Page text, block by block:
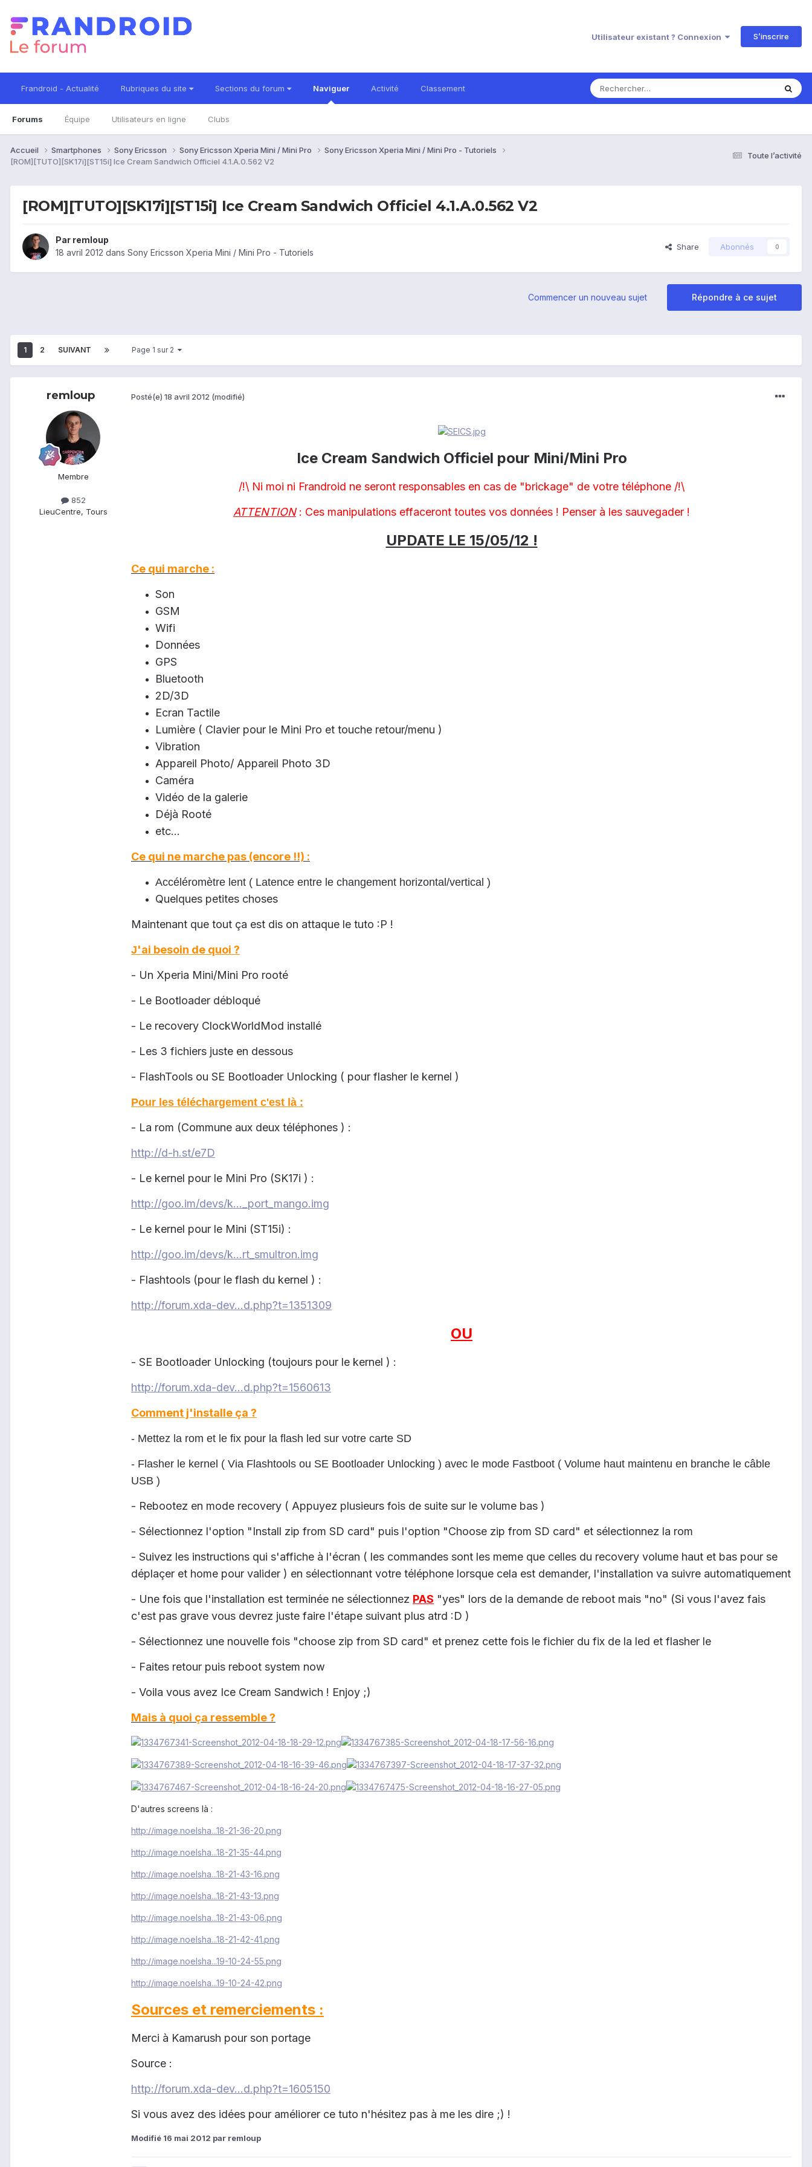
Utilisateur existant ? Connexion S’inscrire
Frandroid - Actualité Rubriques du site Sections du forum Naviguer
Forums Équipe Utilisateurs en ligne Clubs
Activité Classement
Toute l’activité
Accueil Smartphones Sony Ericsson Sony Ericsson Xperia Mini / Mini Pro
Sony Ericsson Xperia Mini / Mini Pro - Tutoriels
[ROM][TUTO][SK17i][ST15i] Ice Cream Sandwich Officiel 4.1.A.0.562 V2
[ROM][TUTO][SK17i][ST15i] Ice Cream Sandwich Officiel 4.1.A.0.562 V2
Par remloup
18 avril 2012 dans Sony Ericsson Xperia Mini / Mini Pro - Tutoriels
Share Abonnés 0
Répondre à ce sujet
Commencer un nouveau sujet
1 2 SUIVANT Page 1 sur 2
remloup
Membre
852
LieuCentre, Tours
Posté(e) 18 avril 2012 (modifié)
Ice Cream Sandwich Officiel pour Mini/Mini Pro
/!\ Ni moi ni Frandroid ne seront responsables en cas de "brickage" de votre téléphone /!\
ATTENTION: Ces manipulations effaceront toutes vos données ! Penser à les sauvegader !
UPDATE LE 15/05/12 !
Ce qui marche :
Son
GSM
Wifi
Données
GPS
Bluetooth
2D/3D
Ecran Tactile
Lumière ( Clavier pour le Mini Pro et touche retour/menu )
Vibration
Appareil Photo/ Appareil Photo 3D
Caméra
Vidéo de la galerie
Déjà Rooté
etc...
Ce qui ne marche pas (encore !!) :
Accéléromètre lent ( Latence entre le changement horizontal/vertical )
Quelques petites choses
Maintenant que tout ça est dis on attaque le tuto :P !
J'ai besoin de quoi ?
- Un Xperia Mini/Mini Pro rooté
- Le Bootloader débloqué
- Le recovery ClockWorldMod installé
- Les 3 fichiers juste en dessous
- FlashTools ou SE Bootloader Unlocking ( pour flasher le kernel )
Pour les téléchargement c'est là :
- La rom (Commune aux deux téléphones ) :
http://d-h.st/e7D
- Le kernel pour le Mini Pro (SK17i ) :
http://goo.im/devs/k..._port_mango.img
- Le kernel pour le Mini (ST15i) :
http://goo.im/devs/k...rt_smultron.img
- Flashtools (pour le flash du kernel ) :
http://forum.xda-dev...d.php?t=1351309
OU
- SE Bootloader Unlocking (toujours pour le kernel ) :
http://forum.xda-dev...d.php?t=1560613
Comment j'installe ça ?
- Mettez la rom et le fix pour la flash led sur votre carte SD
- Flasher le kernel ( Via Flashtools ou SE Bootloader Unlocking ) avec le mode Fastboot ( Volume haut maintenu en branche le câble
USB )
- Rebootez en mode recovery ( Appuyez plusieurs fois de suite sur le volume bas )
- Sélectionnez l'option "Install zip from SD card" puis l'option "Choose zip from SD card" et sélectionnez la rom
- Suivez les instructions qui s'affiche à l'écran ( les commandes sont les meme que celles du recovery volume haut et bas pour se
déplaçer et home pour valider ) en sélectionnant votre téléphone lorsque cela est demander, l'installation va suivre automatiquement
- Une fois que l'installation est terminée ne sélectionnez PAS "yes" lors de la demande de reboot mais "no" (Si vous l'avez fais
c'est pas grave vous devrez juste faire l'étape suivant plus atrd :D )
- Sélectionnez une nouvelle fois "choose zip from SD card" et prenez cette fois le fichier du fix de la led et flasher le
- Faites retour puis reboot system now
- Voila vous avez Ice Cream Sandwich ! Enjoy ;)
Mais à quoi ça ressemble ?
D'autres screens là :
http://image.noelsha...18-21-36-20.png
http://image.noelsha...18-21-35-44.png
http://image.noelsha...18-21-43-16.png
http://image.noelsha...18-21-43-13.png
http://image.noelsha...18-21-43-06.png
http://image.noelsha...18-21-42-41.png
http://image.noelsha...19-10-24-55.png
http://image.noelsha...19-10-24-42.png
Sources et remerciements :
Merci à Kamarush pour son portage
Source :
http://forum.xda-dev...d.php?t=1605150
Si vous avez des idées pour améliorer ce tuto n'hésitez pas à me les dire ;) !
Modifié 16 mai 2012 par remloup